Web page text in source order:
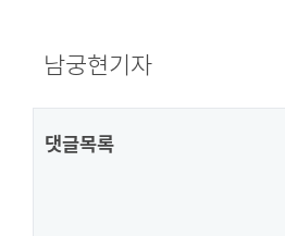
남궁현기자
댓글목록